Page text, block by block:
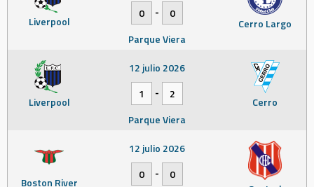
Liverpool Cerro Largo
0
-
0
Parque Viera
Liverpool Cerro
12 julio 2026
1
-
2
Parque Viera
Boston River
12 julio 2026
0
-
0